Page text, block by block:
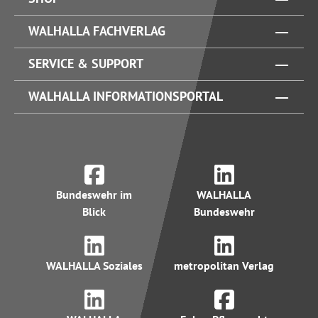
WALHALLA FACHVERLAG
SERVICE & SUPPORT
WALHALLA INFORMATIONSPORTAL
Bundeswehr im
Blick
WALHALLA
Bundeswehr
WALHALLA Soziales metropolitan Verlag